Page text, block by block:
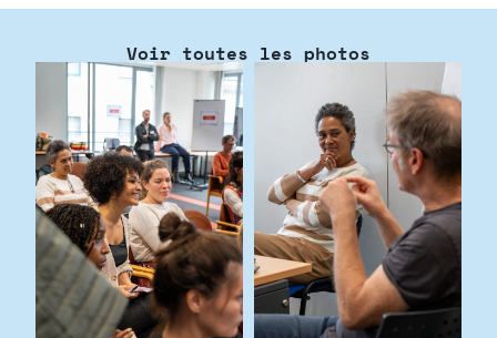
Voir toutes les photos